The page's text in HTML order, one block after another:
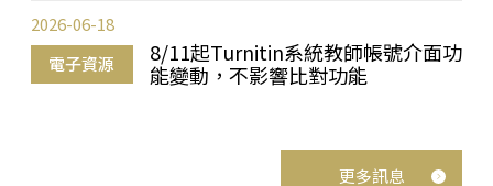
電子資源
8/11起Turnitin系統教師帳號介面功
能變動，不影響比對功能
2026-06-18
更多訊息